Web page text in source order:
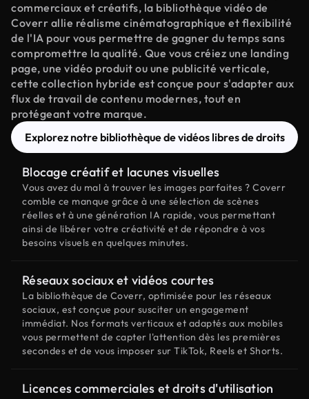
commerciaux et créatifs, la bibliothèque vidéo de
Coverr allie réalisme cinématographique et flexibilité
de l'IA pour vous permettre de gagner du temps sans
compromettre la qualité. Que vous créiez une landing
page, une vidéo produit ou une publicité verticale,
cette collection hybride est conçue pour s'adapter aux
flux de travail de contenu modernes, tout en
protégeant votre marque.
Explorez notre bibliothèque de vidéos libres de droits
Blocage créatif et lacunes visuelles
Vous avez du mal à trouver les images parfaites ? Coverr
comble ce manque grâce à une sélection de scènes
réelles et à une génération IA rapide, vous permettant
ainsi de libérer votre créativité et de répondre à vos
besoins visuels en quelques minutes.
Réseaux sociaux et vidéos courtes
La bibliothèque de Coverr, optimisée pour les réseaux
sociaux, est conçue pour susciter un engagement
immédiat. Nos formats verticaux et adaptés aux mobiles
vous permettent de capter l'attention dès les premières
secondes et de vous imposer sur TikTok, Reels et Shorts.
Licences commerciales et droits d'utilisation